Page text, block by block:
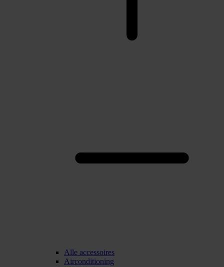
Alle accessoires
Airconditioning